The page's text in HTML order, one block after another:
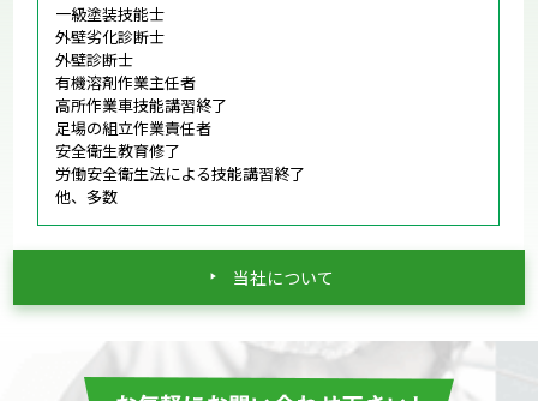
一級塗装技能士
外壁劣化診断士
外壁診断士
有機溶剤作業主任者
高所作業車技能講習終了
足場の組立作業責任者
安全衛生教育修了
労働安全衛生法による技能講習終了
他、多数
当社について